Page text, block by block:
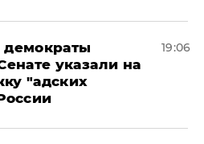
указали на
"адских
19:06